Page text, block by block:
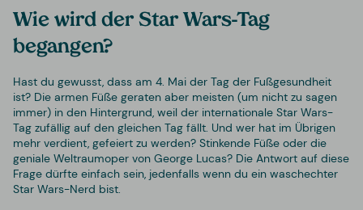
Wie wird der Star Wars-Tag
begangen?
Hast du gewusst, dass am 4. Mai der Tag der Fußgesundheit
ist? Die armen Füße geraten aber meisten (um nicht zu sagen
immer) in den Hintergrund, weil der internationale Star Wars-
Tag zufällig auf den gleichen Tag fällt. Und wer hat im Übrigen
mehr verdient, gefeiert zu werden? Stinkende Füße oder die
geniale Weltraumoper von George Lucas? Die Antwort auf diese
Frage dürfte einfach sein, jedenfalls wenn du ein waschechter
Star Wars-Nerd bist.